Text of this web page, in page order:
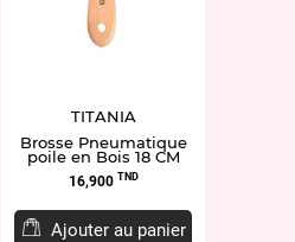
TITANIA
Brosse Pneumatique
poile en Bois 18 CM
Prix
16,900 TND
Ajouter au panier